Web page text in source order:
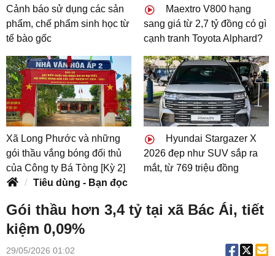
Cảnh báo sử dụng các sản
phẩm, chế phẩm sinh học từ
tế bào gốc
Maextro V800 hạng
sang giá từ 2,7 tỷ đồng có gì
cạnh tranh Toyota Alphard?
Xã Long Phước và những
gói thầu vắng bóng đối thủ
của Công ty Bá Tòng [Kỳ 2]
Hyundai Stargazer X
2026 đẹp như SUV sắp ra
mắt, từ 769 triệu đồng
Tiêu dùng - Bạn đọc
Gói thầu hơn 3,4 tỷ tại xã Bác Ái, tiết
kiệm 0,09%
29/05/2026 01:02